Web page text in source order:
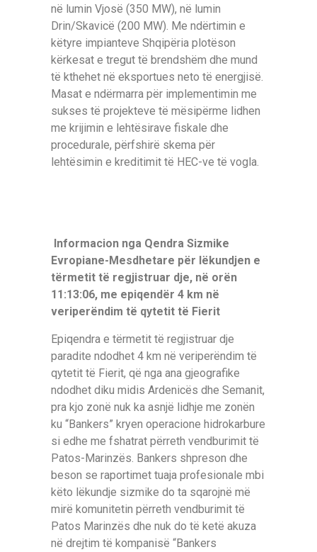
në lumin Vjosë (350 MW), në lumin
Drin/Skavicë (200 MW). Me ndërtimin e
këtyre impianteve Shqipëria plotëson
kërkesat e tregut të brendshëm dhe mund
të kthehet në eksportues neto të energjisë.
Masat e ndërmarra për implementimin me
sukses të projekteve të mësipërme lidhen
me krijimin e lehtësirave fiskale dhe
procedurale, përfshirë skema për
lehtësimin e kreditimit të HEC-ve të vogla.
Informacion nga Qendra Sizmike
Evropiane-Mesdhetare për lëkundjen e
tërmetit të regjistruar dje, në orën
11:13:06, me epiqendër 4 km në
veriperëndim të qytetit të Fierit
Epiqendra e tërmetit të regjistruar dje
paradite ndodhet 4 km në veriperëndim të
qytetit të Fierit, që nga ana gjeografike
ndodhet diku midis Ardenicës dhe Semanit,
pra kjo zonë nuk ka asnjë lidhje me zonën
ku “Bankers” kryen operacione hidrokarbure
si edhe me fshatrat përreth vendburimit të
Patos-Marinzës. Bankers shpreson dhe
beson se raportimet tuaja profesionale mbi
këto lëkundje sizmike do ta sqarojnë më
mirë komunitetin përreth vendburimit të
Patos Marinzës dhe nuk do të ketë akuza
në drejtim të kompanisë “Bankers